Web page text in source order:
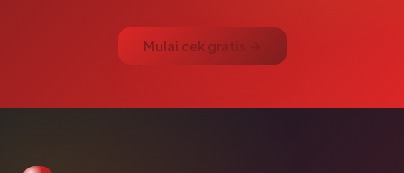
Mulai cek gratis →